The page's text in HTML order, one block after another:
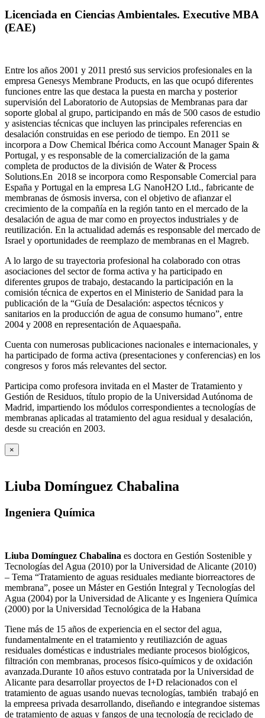
Licenciada en Ciencias Ambientales. Executive MBA
(EAE)
Entre los años 2001 y 2011 prestó sus servicios profesionales en la
empresa Genesys Membrane Products, en las que ocupó diferentes
funciones entre las que destaca la puesta en marcha y posterior
supervisión del Laboratorio de Autopsias de Membranas para dar
soporte global al grupo, participando en más de 500 casos de estudio
y asistencias técnicas que incluyen las principales referencias en
desalación construidas en ese periodo de tiempo. En 2011 se
incorpora a Dow Chemical Ibérica como Account Manager Spain &
Portugal, y es responsable de la comercialización de la gama
completa de productos de la división de Water & Process
Solutions.En 2018 se incorpora como Responsable Comercial para
España y Portugal en la empresa LG NanoH2O Ltd., fabricante de
membranas de ósmosis inversa, con el objetivo de afianzar el
crecimiento de la compañía en la región tanto en el mercado de la
desalación de agua de mar como en proyectos industriales y de
reutilización. En la actualidad además es responsable del mercado de
Israel y oportunidades de reemplazo de membranas en el Magreb.
A lo largo de su trayectoria profesional ha colaborado con otras
asociaciones del sector de forma activa y ha participado en
diferentes grupos de trabajo, destacando la participación en la
comisión técnica de expertos en el Ministerio de Sanidad para la
publicación de la “Guía de Desalación: aspectos técnicos y
sanitarios en la producción de agua de consumo humano”, entre
2004 y 2008 en representación de Aquaespaña.
Cuenta con numerosas publicaciones nacionales e internacionales, y
ha participado de forma activa (presentaciones y conferencias) en los
congresos y foros más relevantes del sector.
Participa como profesora invitada en el Master de Tratamiento y
Gestión de Residuos, título propio de la Universidad Autónoma de
Madrid, impartiendo los módulos correspondientes a tecnologías de
membranas aplicadas al tratamiento del agua residual y desalación,
desde su creación en 2003.
×
Liuba Domínguez Chabalina
Ingeniera Química
Liuba Domínguez Chabalina es doctora en Gestión Sostenible y
Tecnologías del Agua (2010) por la Universidad de Alicante (2010)
– Tema “Tratamiento de aguas residuales mediante biorreactores de
membrana”, posee un Máster en Gestión Integral y Tecnologías del
Agua (2004) por la Universidad de Alicante y es Ingeniera Química
(2000) por la Universidad Tecnológica de la Habana
Tiene más de 15 años de experiencia en el sector del agua,
fundamentalmente en el tratamiento y reutiliazción de aguas
residuales domésticas e industriales mediante procesos biológicos,
filtración con membranas, procesos físico-químicos y de oxidación
avanzada.Durante 10 años estuvo contratada por la Universidad de
Alicante para desarrollar proyectos de I+D relacionados con el
tratamiento de aguas usando nuevas tecnologías, también trabajó en
la empreesa privada desarrollando, diseñando e integrandoe sistemas
de tratamiento de aguas y fangos de una tecnología de reciclado de